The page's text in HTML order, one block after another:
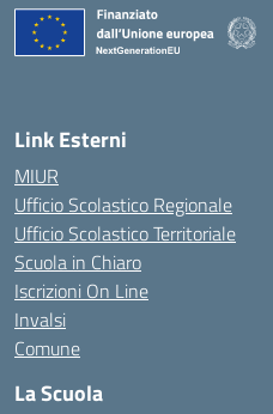
Link Esterni
MIUR
Ufficio Scolastico Regionale
Ufficio Scolastico Territoriale
Scuola in Chiaro
Iscrizioni On Line
Invalsi
Comune
La Scuola